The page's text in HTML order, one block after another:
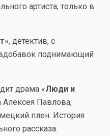
артиста, только в
», детектив, с
поднимающий
драма «Люди и
Алексея Павлова,
плен. История
рассказа.